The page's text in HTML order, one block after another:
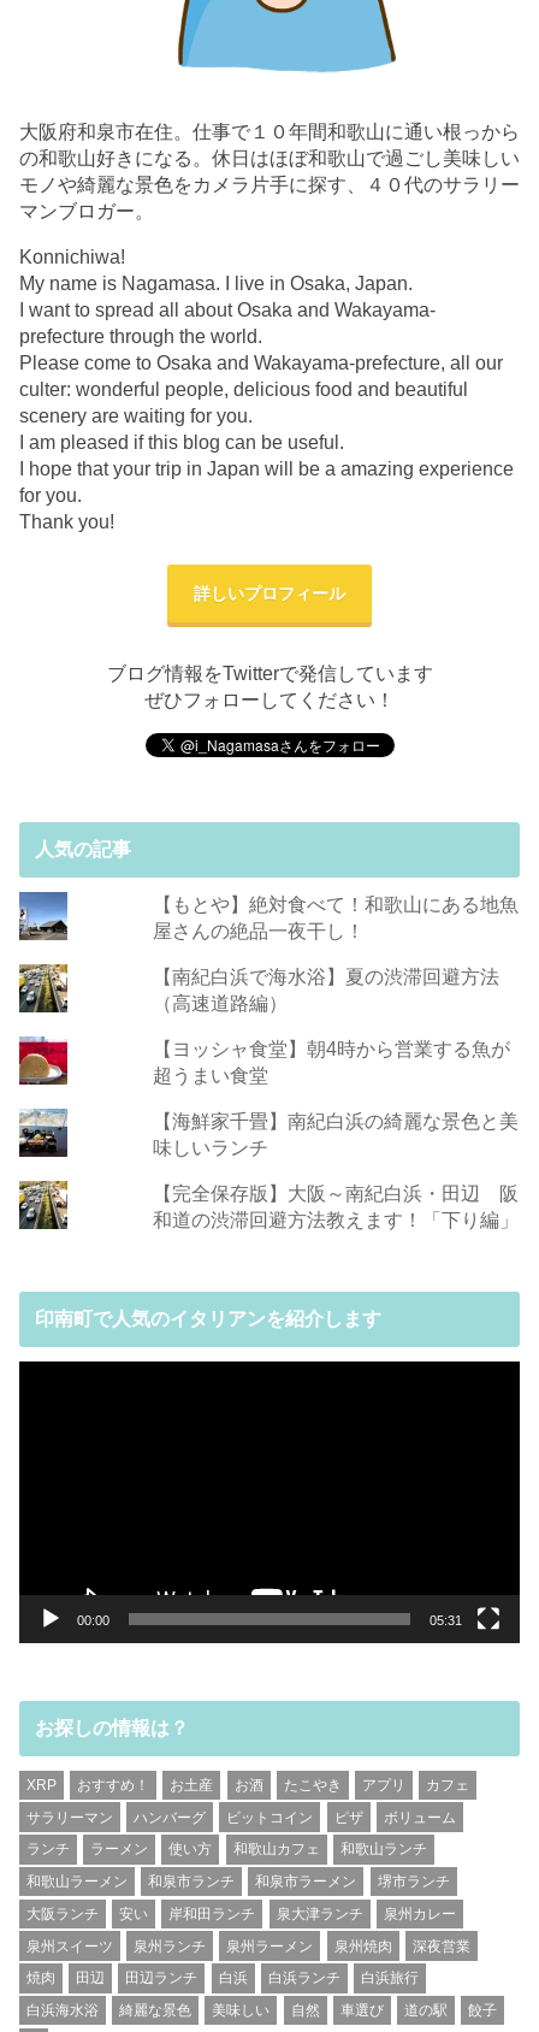
大阪府和泉市在住。仕事で１０年間和歌山に通い根っから
の和歌山好きになる。休日はほぼ和歌山で過ごし美味しい
モノや綺麗な景色をカメラ片手に探す、４０代のサラリー
マンブロガー。
Konnichiwa!
My name is Nagamasa. I live in Osaka, Japan.
I want to spread all about Osaka and Wakayama-
prefecture through the world.
Please come to Osaka and Wakayama-prefecture, all our
culter: wonderful people, delicious food and beautiful
scenery are waiting for you.
I am pleased if this blog can be useful.
I hope that your trip in Japan will be a amazing experience
for you.
Thank you!
詳しいプロフィール
ブログ情報をTwitterで発信しています
ぜひフォローしてください！
人気の記事
【もとや】絶対食べて！和歌山にある地魚
屋さんの絶品一夜干し！
【南紀白浜で海水浴】夏の渋滞回避方法
（高速道路編）
【ヨッシャ食堂】朝4時から営業する魚が
超うまい食堂
【海鮮家千畳】南紀白浜の綺麗な景色と美
味しいランチ
【完全保存版】大阪～南紀白浜・田辺 阪
和道の渋滞回避方法教えます！「下り編」
印南町で人気のイタリアンを紹介します
00:00 05:31
お探しの情報は？
XRP おすすめ！ お土産 お酒 たこやき アプリ
カフェ
サラリーマン
ハンバーグ ビットコイン ピザ
ボリューム
ランチ
ラーメン 使い方 和歌山カフェ
和歌山ランチ
和歌山ラーメン
和泉市ランチ 和泉市ラーメン
堺市ランチ
大阪ランチ
安い 岸和田ランチ 泉大津ランチ
泉州カレー
泉州スイーツ
泉州ランチ 泉州ラーメン 泉州焼肉
深夜営業
焼肉
田辺 田辺ランチ 白浜 白浜ランチ
白浜旅行
白浜海水浴
綺麗な景色 美味しい 自然 車選び 道の駅 餃子